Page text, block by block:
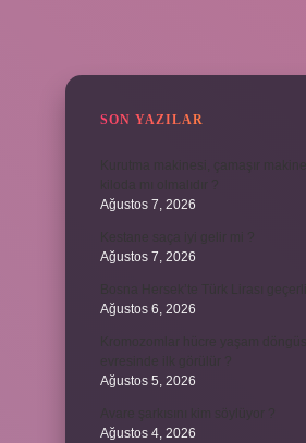
SON YAZILAR
Ağustos 7, 2026
Ağustos 7, 2026
Ağustos 6, 2026
Ağustos 5, 2026
Ağustos 4, 2026